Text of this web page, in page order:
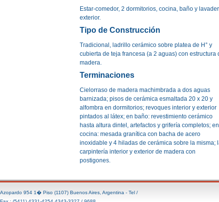
Estar-comedor, 2 dormitorios, cocina, baño y
exterior.
Tipo de Construcción
Tradicional, ladrillo cerámico sobre platea de H° y
cubierta de teja francesa (a 2 aguas) con estructura
madera.
Terminaciones
Cielorraso de madera machimbrada a dos aguas
barnizada; pisos de cerámica esmaltada 20 x 20 y
alfombra en dormitorios; revoques interior y exterior
pintados al látex; en baño: revestimiento cerámico
hasta altura dintel, artefactos y grifería completos; en
cocina: mesada granítica con bacha de acero
inoxidable y 4 hiladas de cerámica sobre la misma;
carpintería interior y exterior de madera con
postigones.
Azopardo 954 1� Piso (1107) Buenos Aires, Argentina - Tel /